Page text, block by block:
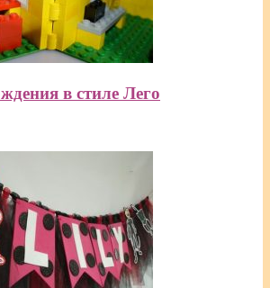
в стиле Лего